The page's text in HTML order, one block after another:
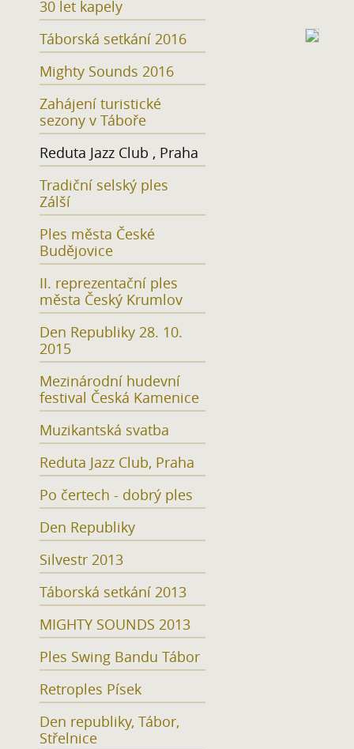
30 let kapely
Táborská setkání 2016
Mighty Sounds 2016
Zahájení turistické
sezony v Táboře
Reduta Jazz Club , Praha
Tradiční selský ples
Zálší
Ples města České
Budějovice
II. reprezentační ples
města Český Krumlov
Den Republiky 28. 10.
2015
Mezinárodní hudevní
festival Česká Kamenice
Muzikantská svatba
Reduta Jazz Club, Praha
Po čertech - dobrý ples
Den Republiky
Silvestr 2013
Táborská setkání 2013
MIGHTY SOUNDS 2013
Ples Swing Bandu Tábor
Retroples Písek
Den republiky, Tábor,
Střelnice